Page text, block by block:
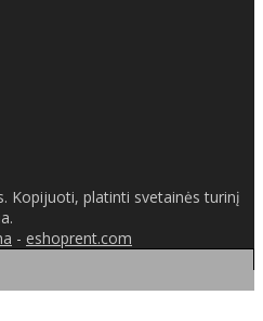
Kopijuoti, platinti svetainės turinį
- eshoprent.com